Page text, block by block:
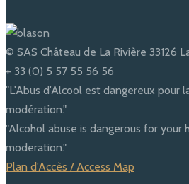
© SAS Château de La Rivière 33126
+ 33 (0) 5 57 55 56 56
"L'Abus d'Alcool est dangereux pour
modération."
"Alcohol abuse is dangerous for your
moderation."
Plan d'Accès / Access Map